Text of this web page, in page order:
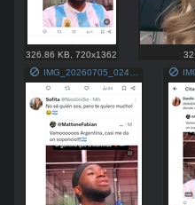
326.86 KB ,720x1362